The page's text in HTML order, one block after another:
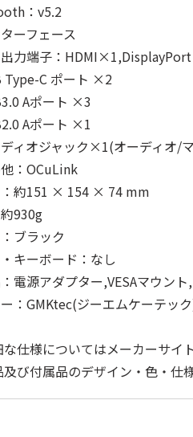
：v5.2
ーフェース
出力端子：
Type-C ポート ×2
Aポート ×3
Aポート ×1
ディオジャック×1(オーディオ/
他：OCuLink
：約151 × 154 × 74 mm
930g
ブラック
キーボード：なし
電源アダプター,VESAマウン
：GMKtec(ジーエムケーテッ
仕様についてはメーカーサイ
び付属品のデザイン・色・仕